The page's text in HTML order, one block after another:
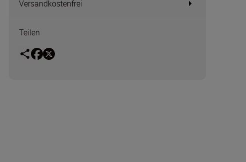
Versandkostenfrei
Teilen